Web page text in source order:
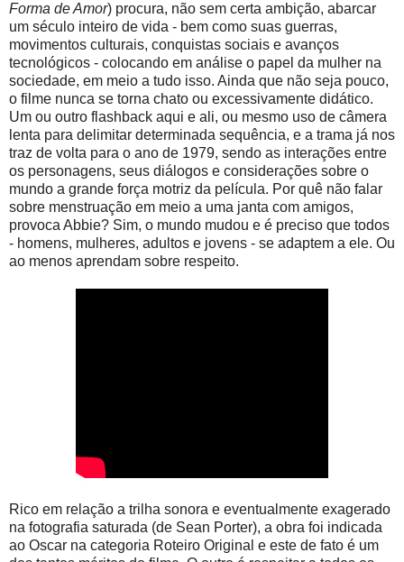
Forma de Amor) procura, não sem certa ambição, abarcar
um século inteiro de vida - bem como suas guerras,
movimentos culturais, conquistas sociais e avanços
tecnológicos - colocando em análise o papel da mulher na
sociedade, em meio a tudo isso. Ainda que não seja pouco,
o filme nunca se torna chato ou excessivamente didático.
Um ou outro flashback aqui e ali, ou mesmo uso de câmera
lenta para delimitar determinada sequência, e a trama já nos
traz de volta para o ano de 1979, sendo as interações entre
os personagens, seus diálogos e considerações sobre o
mundo a grande força motriz da película. Por quê não falar
sobre menstruação em meio a uma janta com amigos,
provoca Abbie? Sim, o mundo mudou e é preciso que todos
- homens, mulheres, adultos e jovens - se adaptem a ele. Ou
ao menos aprendam sobre respeito.
Rico em relação a trilha sonora e eventualmente exagerado
na fotografia saturada (de Sean Porter), a obra foi indicada
ao Oscar na categoria Roteiro Original e este de fato é um